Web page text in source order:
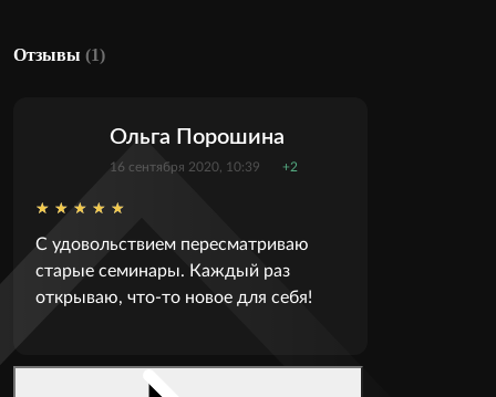
Отзывы (1)
Ольга Порошина
16 сентября 2020, 10:39 +2
С удовольствием пересматриваю
старые семинары. Каждый раз
открываю, что-то новое для себя!